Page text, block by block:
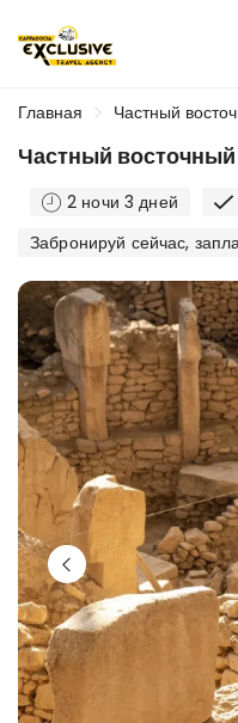
Главная Частный
Частный восточный
2 ночи 3 дней
Забронируй сейчас,